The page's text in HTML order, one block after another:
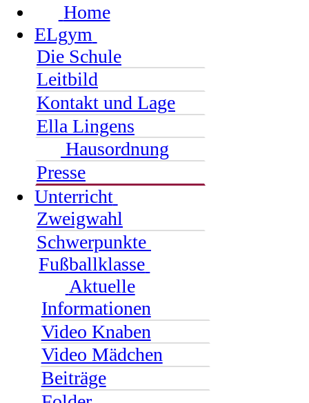
Home
ELgym
Die Schule
Leitbild
Kontakt und Lage
Ella Lingens
Hausordnung
Presse
Unterricht
Zweigwahl
Schwerpunkte
Fußballklasse
Aktuelle
Informationen
Video Knaben
Video Mädchen
Beiträge